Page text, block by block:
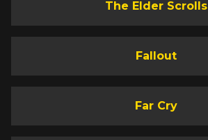
The Elder Scrolls
Fallout
Far Cry